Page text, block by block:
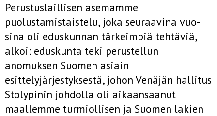
Perustuslaillisen asemamme
puolustamistaistelu, joka seuraavina vuo­
sina oli eduskunnan tärkeimpiä tehtäviä,
alkoi: eduskunta teki perus­tellun
anomuksen Suomen asiain
esittelyjärjestyksestä, johon Venäjän hallitus
Stolypinin johdolla oli aikaansaanut
maallemme turmiollisen ja Suomen lakien